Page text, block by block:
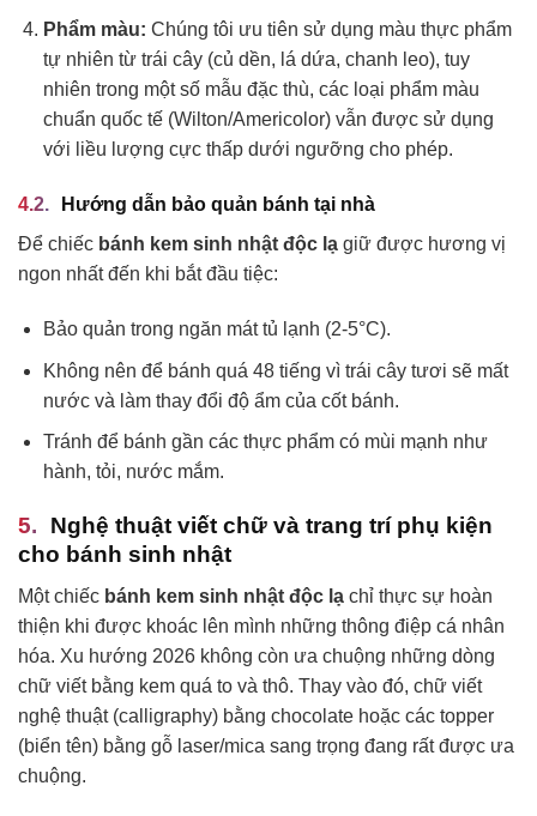
Phẩm màu: Chúng tôi ưu tiên sử dụng màu thực phẩm
tự nhiên từ trái cây (củ dền, lá dứa, chanh leo), tuy
nhiên trong một số mẫu đặc thù, các loại phẩm màu
chuẩn quốc tế (Wilton/Americolor) vẫn được sử dụng
với liều lượng cực thấp dưới ngưỡng cho phép.
Hướng dẫn bảo quản bánh tại nhà
Để chiếc bánh kem sinh nhật độc lạ giữ được hương vị
ngon nhất đến khi bắt đầu tiệc:
Bảo quản trong ngăn mát tủ lạnh (2-5°C).
Không nên để bánh quá 48 tiếng vì trái cây tươi sẽ mất
nước và làm thay đổi độ ẩm của cốt bánh.
Tránh để bánh gần các thực phẩm có mùi mạnh như
hành, tỏi, nước mắm.
Nghệ thuật viết chữ và trang trí phụ kiện
cho bánh sinh nhật
Một chiếc bánh kem sinh nhật độc lạ chỉ thực sự hoàn
thiện khi được khoác lên mình những thông điệp cá nhân
hóa. Xu hướng 2026 không còn ưa chuộng những dòng
chữ viết bằng kem quá to và thô. Thay vào đó, chữ viết
nghệ thuật (calligraphy) bằng chocolate hoặc các topper
(biển tên) bằng gỗ laser/mica sang trọng đang rất được ưa
chuộng.